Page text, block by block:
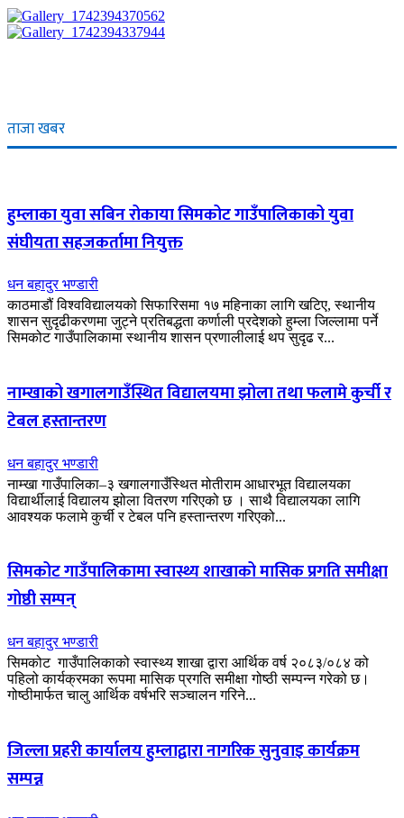
ताजा खबर
हुम्लाका युवा सबिन रोकाया सिमकोट गाउँपालिकाको युवा
संघीयता सहजकर्तामा नियुक्त
धन बहादुर भण्डारी
काठमाडौं विश्वविद्यालयको सिफारिसमा १७ महिनाका लागि खटिए, स्थानीय
शासन सुदृढीकरणमा जुट्ने प्रतिबद्धता कर्णाली प्रदेशको हुम्ला जिल्लामा पर्ने
सिमकोट गाउँपालिकामा स्थानीय शासन प्रणालीलाई थप सुदृढ र...
नाम्खाको खगालगाउँस्थित विद्यालयमा झोला तथा फलामे कुर्ची र
टेबल हस्तान्तरण
धन बहादुर भण्डारी
नाम्खा गाउँपालिका–३ खगालगाउँस्थित मोतीराम आधारभूत विद्यालयका
विद्यार्थीलाई विद्यालय झोला वितरण गरिएको छ । साथै विद्यालयका लागि
आवश्यक फलामे कुर्ची र टेबल पनि हस्तान्तरण गरिएको...
सिमकोट गाउँपालिकामा स्वास्थ्य शाखाको मासिक प्रगति समीक्षा
गोष्ठी सम्पन्
धन बहादुर भण्डारी
सिमकोट गाउँपालिकाको स्वास्थ्य शाखा द्वारा आर्थिक वर्ष २०८३/०८४ को
पहिलो कार्यक्रमका रूपमा मासिक प्रगति समीक्षा गोष्ठी सम्पन्न गरेको छ।
गोष्ठीमार्फत चालु आर्थिक वर्षभरि सञ्चालन गरिने...
जिल्ला प्रहरी कार्यालय हुम्लाद्वारा नागरिक सुनुवाइ कार्यक्रम
सम्पन्न